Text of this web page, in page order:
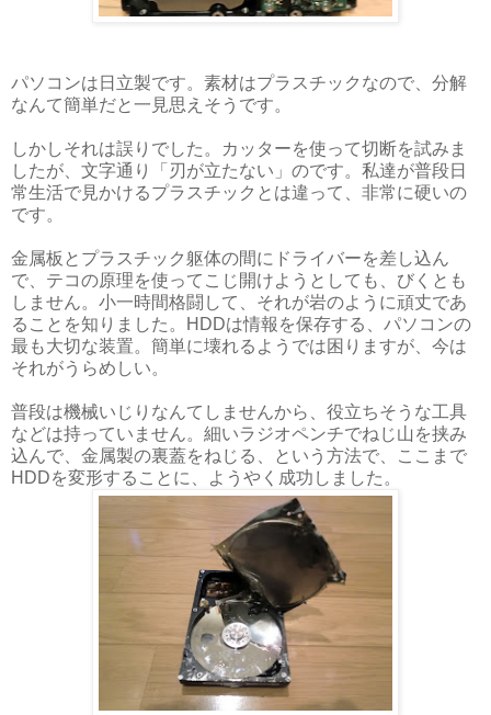
パソコンは日立製です。素材はプラスチックなので、分解
なんて簡単だと一見思えそうです。
しかしそれは誤りでした。カッターを使って切断を試みま
したが、文字通り「刃が立たない」のです。私達が普段日
常生活で見かけるプラスチックとは違って、非常に硬いの
です。
金属板とプラスチック躯体の間にドライバーを差し込ん
で、テコの原理を使ってこじ開けようとしても、びくとも
しません。小一時間格闘して、それが岩のように頑丈であ
ることを知りました。HDDは情報を保存する、パソコンの
最も大切な装置。簡単に壊れるようでは困りますが、今は
それがうらめしい。
普段は機械いじりなんてしませんから、役立ちそうな工具
などは持っていません。細いラジオペンチでねじ山を挟み
込んで、金属製の裏蓋をねじる、という方法で、ここまで
HDDを変形することに、ようやく成功しました。